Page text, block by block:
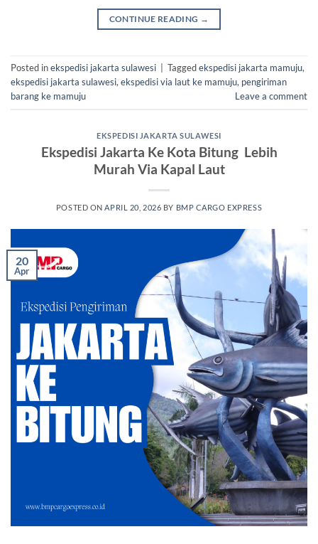
CONTINUE READING →
Posted inekspedisi jakarta sulawesi Taggedekspedisi jakarta mamuju,
ekspedisi jakarta sulawesi,ekspedisi via laut ke mamuju, pengiriman
barang ke mamuju
Leave a comment
EKSPEDISI JAKARTA SULAWESI
Ekspedisi Jakarta Ke Kota Bitung Lebih
Murah Via Kapal Laut
POSTED ON APRIL 20, 2026 BY BMP CARGO EXPRESS
20
Apr